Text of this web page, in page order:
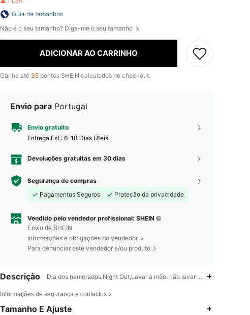
Guia de tamanhos
Não é o seu tamanho? Diga-me o seu tamanho
ADICIONAR AO CARRINHO
Ganhe até 35 pontos SHEIN calculados no checkout.
Envio para Portugal
Envio gratuito
Entrega Est.: 6-10 Dias Úteis
Devoluções gratuitas em 30 dias
Segurança de compras
Pagamentos Seguros
Proteção da privacidade
Vendido pelo vendedor profissional: SHEIN
Envio de SHEIN
Informações e obrigações do vendedor
Para denunciar este vendedor e/ou produto
Descrição Dia dos namorados,Night Out,Lavar à mão, não lavar a seco
Informações de segurança e contactos
Tamanho E Ajuste